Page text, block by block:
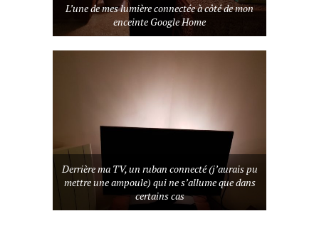
L’une de mes lumière connectée à côté de mon
enceinte Google Home
Derrière ma TV, un ruban connecté (j’aurais pu
mettre une ampoule) qui ne s’allume que dans
certains cas